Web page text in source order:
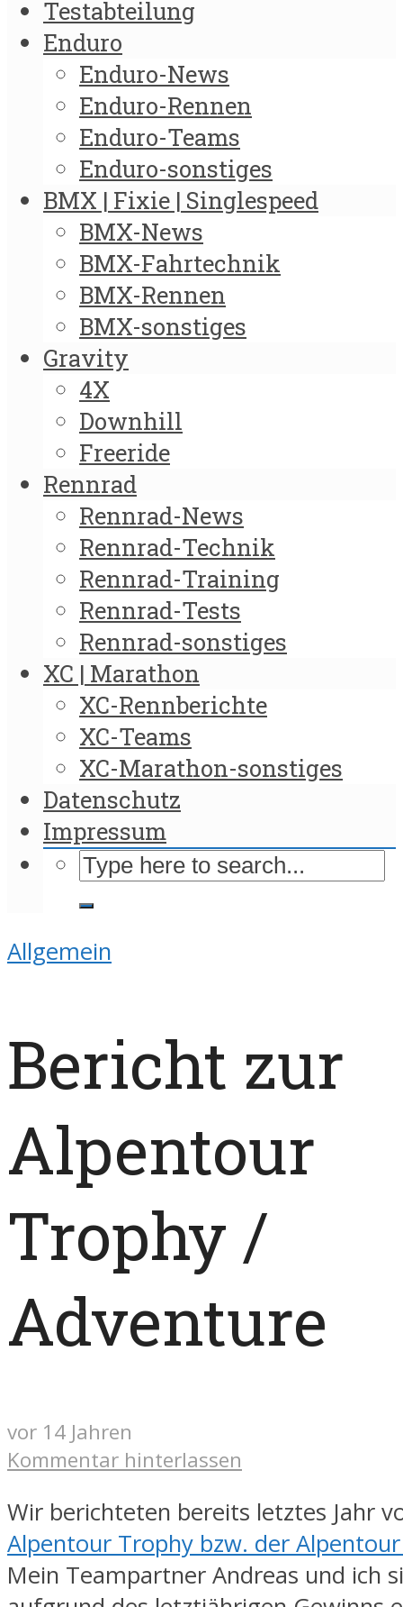
Testabteilung
Enduro
Enduro-News
Enduro-Rennen
Enduro-Teams
Enduro-sonstiges
BMX | Fixie | Singlespeed
BMX-News
BMX-Fahrtechnik
BMX-Rennen
BMX-sonstiges
Gravity
4X
Downhill
Freeride
Rennrad
Rennrad-News
Rennrad-Technik
Rennrad-Training
Rennrad-Tests
Rennrad-sonstiges
XC | Marathon
XC-Rennberichte
XC-Teams
XC-Marathon-sonstiges
Datenschutz
Impressum
Allgemein
Bericht zur
Alpentour
Trophy /
Adventure
vor 14 Jahren
Kommentar hinterlassen
Wir berichteten bereits letztes Jahr
Alpentour Trophy bzw. der
Mein Teampartner Andreas und ich